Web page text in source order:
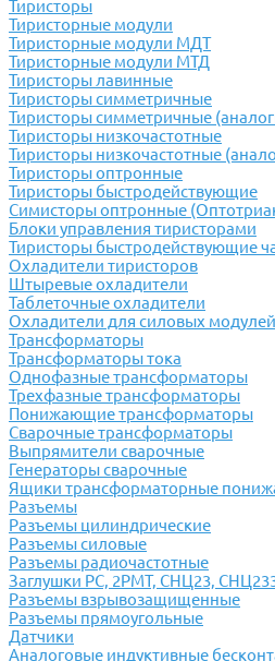
Тиристоры
Тиристорные модули
Тиристорные модули МДТ
Тиристорные модули МТД
Тиристоры лавинные
Тиристоры симметричные
Тиристоры симметричные
Тиристоры низкочастотные
Тиристоры низкочастотные
Тиристоры оптронные
Тиристоры быстродействующие
Симисторы оптронные
Блоки управления тиристорами
Тиристоры быстродействующие
Охладители тиристоров
Штыревые охладители
Таблеточные охладители
Охладители для силовых модулей
Трансформаторы
Трансформаторы тока
Однофазные трансформаторы
Трехфазные трансформаторы
Понижающие трансформаторы
Сварочные трансформаторы
Выпрямители сварочные
Генераторы сварочные
Ящики трансформаторные
Разъемы
Разъемы цилиндрические
Разъемы силовые
Разъемы радиочастотные
Заглушки РС, 2РМТ, СНЦ23,
Разъемы взрывозащищенные
Разъемы прямоугольные
Датчики
Аналоговые индуктивные